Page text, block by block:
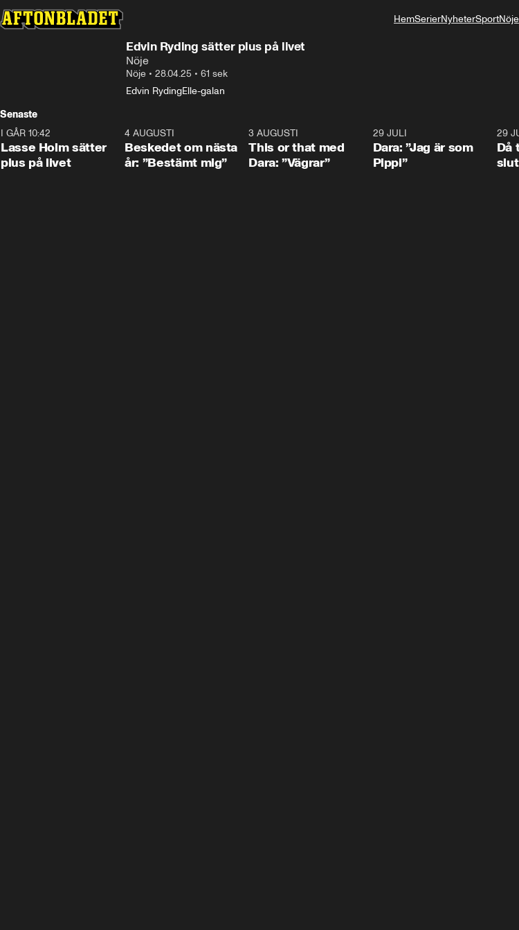
HemSerierNyheterSportNöje
Edvin Ryding sätter plus på livet
Nöje
Nöje • 28.04.25 • 61 sek
Edvin RydingElle-galan
Senaste
1:04
I GÅR 10:42
Lasse Holm sätter
plus på livet
0:24
4 AUGUSTI
Beskedet om nästa
år: ”Bestämt mig”
3 AUGUSTI
This or that med
Dara: ”Vägrar”
29 JULI
Dara: ”Jag är som
Pippi”
29
Då
slut